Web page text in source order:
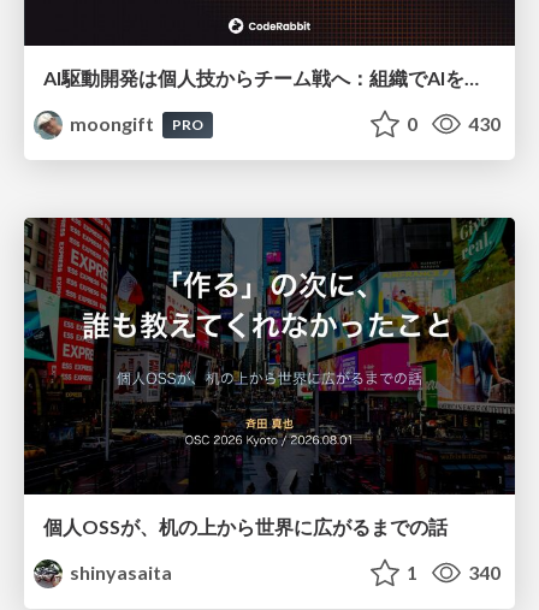
AI駆動開発は個人技からチーム戦へ：組織でAIを使いこなすための実践設計
moongift
PRO 0 430
個人OSSが、机の上から世界に広がるまでの話
shinyasaita
1 340